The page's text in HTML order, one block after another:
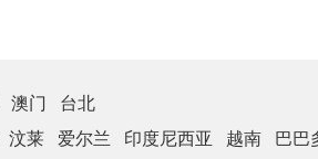
澳门
台北
汶莱 爱尔兰 印度尼西亚 越南 巴巴